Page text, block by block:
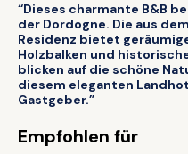
“Dieses charmante B&B
der Dordogne. Die aus
Residenz bietet
Holzbalken und
blicken auf die schöne
diesem eleganten
Gastgeber.”
Empfohlen für